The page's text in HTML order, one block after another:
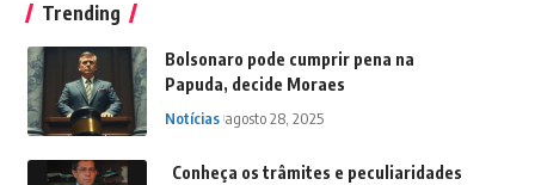
Trending
Bolsonaro pode cumprir pena na
Papuda, decide Moraes
Notícias agosto 28, 2025
Conheça os trâmites e peculiaridades